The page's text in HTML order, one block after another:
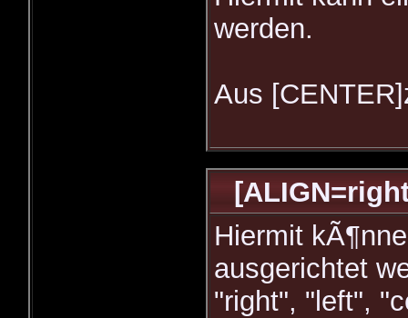
werden.
Aus
Hiermit
ausgerichtet
"right", "left",